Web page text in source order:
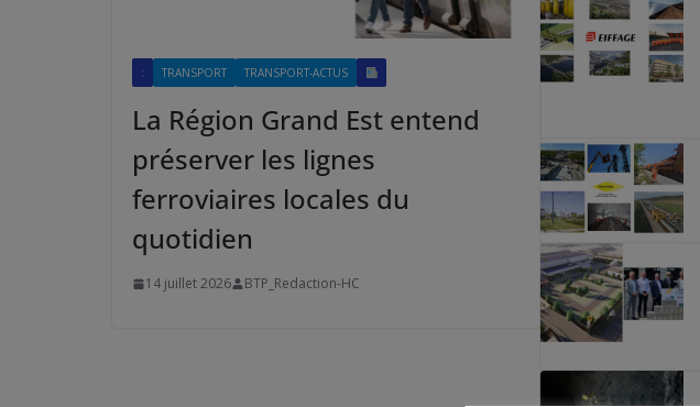
: TRANSPORT TRANSPORT-ACTUS
La Région Grand Est entend
préserver les lignes
ferroviaires locales du
quotidien
14 juillet 2026 BTP_Redaction-HC